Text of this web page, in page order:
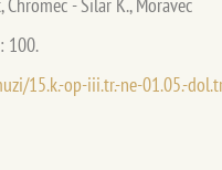
100.
15.k.-op-iii.tr.-ne-01.05.-